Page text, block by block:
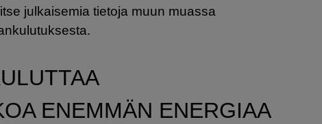
julkaisemia tietoja muun muassa
ENEMMÄN ENERGIAA